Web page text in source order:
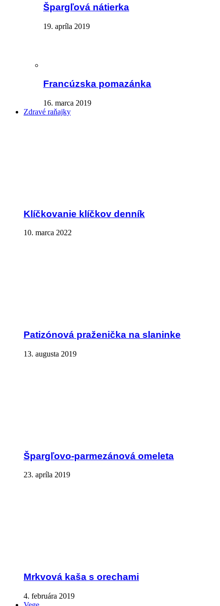
Špargľová nátierka
19. apríla 2019
Francúzska pomazánka
16. marca 2019
Zdravé raňajky
Klíčkovanie klíčkov denník
10. marca 2022
Patizónová praženička na slaninke
13. augusta 2019
Špargľovo-parmezánová omeleta
23. apríla 2019
Mrkvová kaša s orechami
4. februára 2019